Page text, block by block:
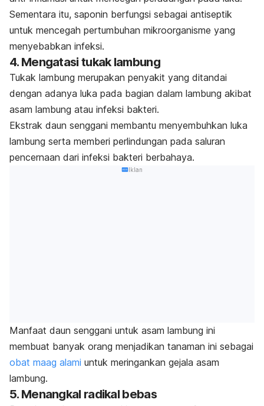
Sementara itu, saponin berfungsi sebagai antiseptik
untuk mencegah pertumbuhan mikroorganisme yang
menyebabkan infeksi.
4. Mengatasi tukak lambung
Tukak lambung merupakan penyakit yang ditandai
dengan adanya luka pada bagian dalam lambung akibat
asam lambung atau infeksi bakteri.
Ekstrak daun senggani membantu menyembuhkan luka
lambung serta memberi perlindungan pada saluran
pencernaan dari infeksi bakteri berbahaya.
Iklan
Manfaat daun senggani untuk asam lambung ini
membuat banyak orang menjadikan tanaman ini sebagai
obat maag alami untuk meringankan gejala asam
lambung.
5. Menangkal radikal bebas